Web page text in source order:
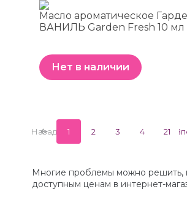
Масло ароматическое
ВАНИЛЬ Garden Fresh 10 мл
Нет в наличии
Назад 1 2 3 4 21
Многие проблемы можно решить,
доступным ценам в интернет-